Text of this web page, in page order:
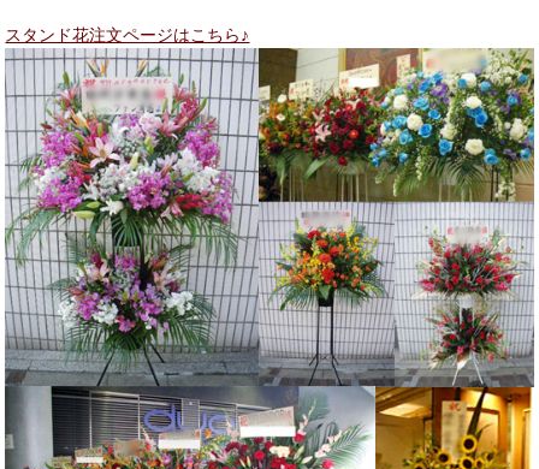
ン
ド
ウ
で
開
き
ま
す)
スタンド花注文ページはこちら♪